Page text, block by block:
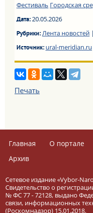
Фестиваль Городская
Дата:20.05.2026
Рубрики:Лента новостей|
Источник:ural-meridian.ru
Печать
Главная О портале
Архив
Сетевое издание «Vybor-
Свидетельство о
№ ФС 77 - 72128, выдано
связи, информационных
(Роскомнадзор) 15.01.2018.